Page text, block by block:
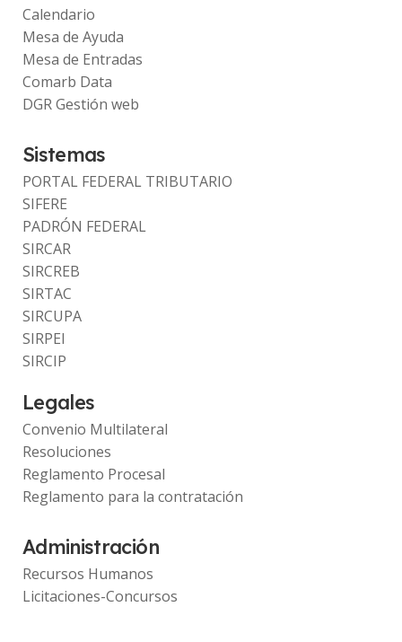
Calendario
Mesa de Ayuda
Mesa de Entradas
Comarb Data
DGR Gestión web
Sistemas
PORTAL FEDERAL TRIBUTARIO
SIFERE
PADRÓN FEDERAL
SIRCAR
SIRCREB
SIRTAC
SIRCUPA
SIRPEI
SIRCIP
Legales
Convenio Multilateral
Resoluciones
Reglamento Procesal
Reglamento para la contratación
Administración
Recursos Humanos
Licitaciones-Concursos